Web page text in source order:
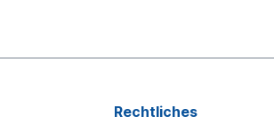
Rechtliches